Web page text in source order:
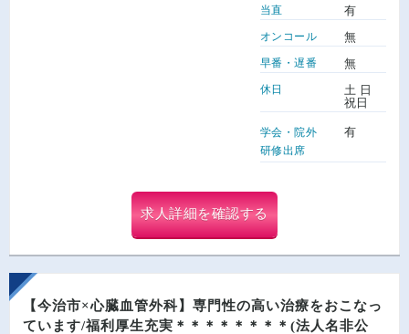
当直 有
オンコール 無
早番・遅番 無
休日
土 日
祝日
学会・院外
研修出席
有
求人詳細を確認する
【今治市×心臓血管外科】専門性の高い治療をおこなっ
ています/福利厚生充実＊＊＊＊＊＊＊＊(法人名非公